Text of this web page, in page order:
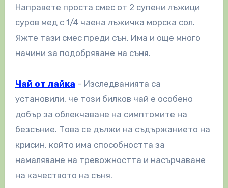
Направете проста смес от 2 супени лъжици
суров мед с 1/4 чаена лъжичка морска сол.
Яжте тази смес преди сън. Има и още много
начини за подобряване на съня.
Чай от лайка – Изследванията са
установили, че този билков чай ​​е особено
добър за облекчаване на симптомите на
безсъние. Това се дължи на съдържанието на
крисин, който има способността за
намаляване на тревожността и насърчаване
на качеството на съня.